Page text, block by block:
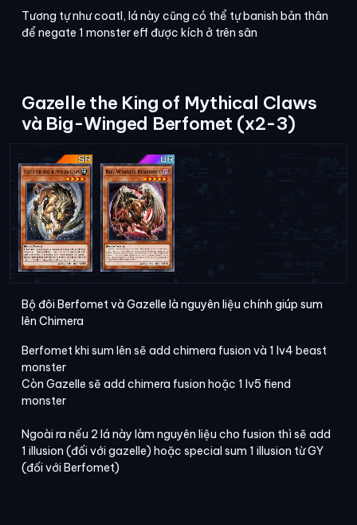
Tương tự như coatl, lá này cũng có thể tự banish bản thân
để negate 1 monster eff được kích ở trên sân
Gazelle the King of Mythical Claws
và Big-Winged Berfomet (x2-3)
Bộ đôi Berfomet và Gazelle là nguyên liệu chính giúp sum
lên Chimera
Berfomet khi sum lên sẽ add chimera fusion và 1 lv4 beast
monster
Còn Gazelle sẽ add chimera fusion hoặc 1 lv5 fiend
monster
Ngoài ra nếu 2 lá này làm nguyên liệu cho fusion thì sẽ add
1 illusion (đối với gazelle) hoặc special sum 1 illusion từ GY
(đối với Berfomet)